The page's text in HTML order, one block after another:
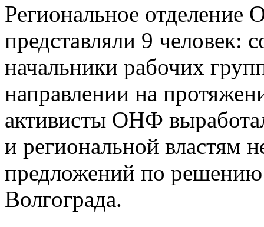
Региональное
представляли 9 человек:
начальники рабочих
направлении на
активисты ОНФ
и региональной властям
предложений по решению
Волгограда.